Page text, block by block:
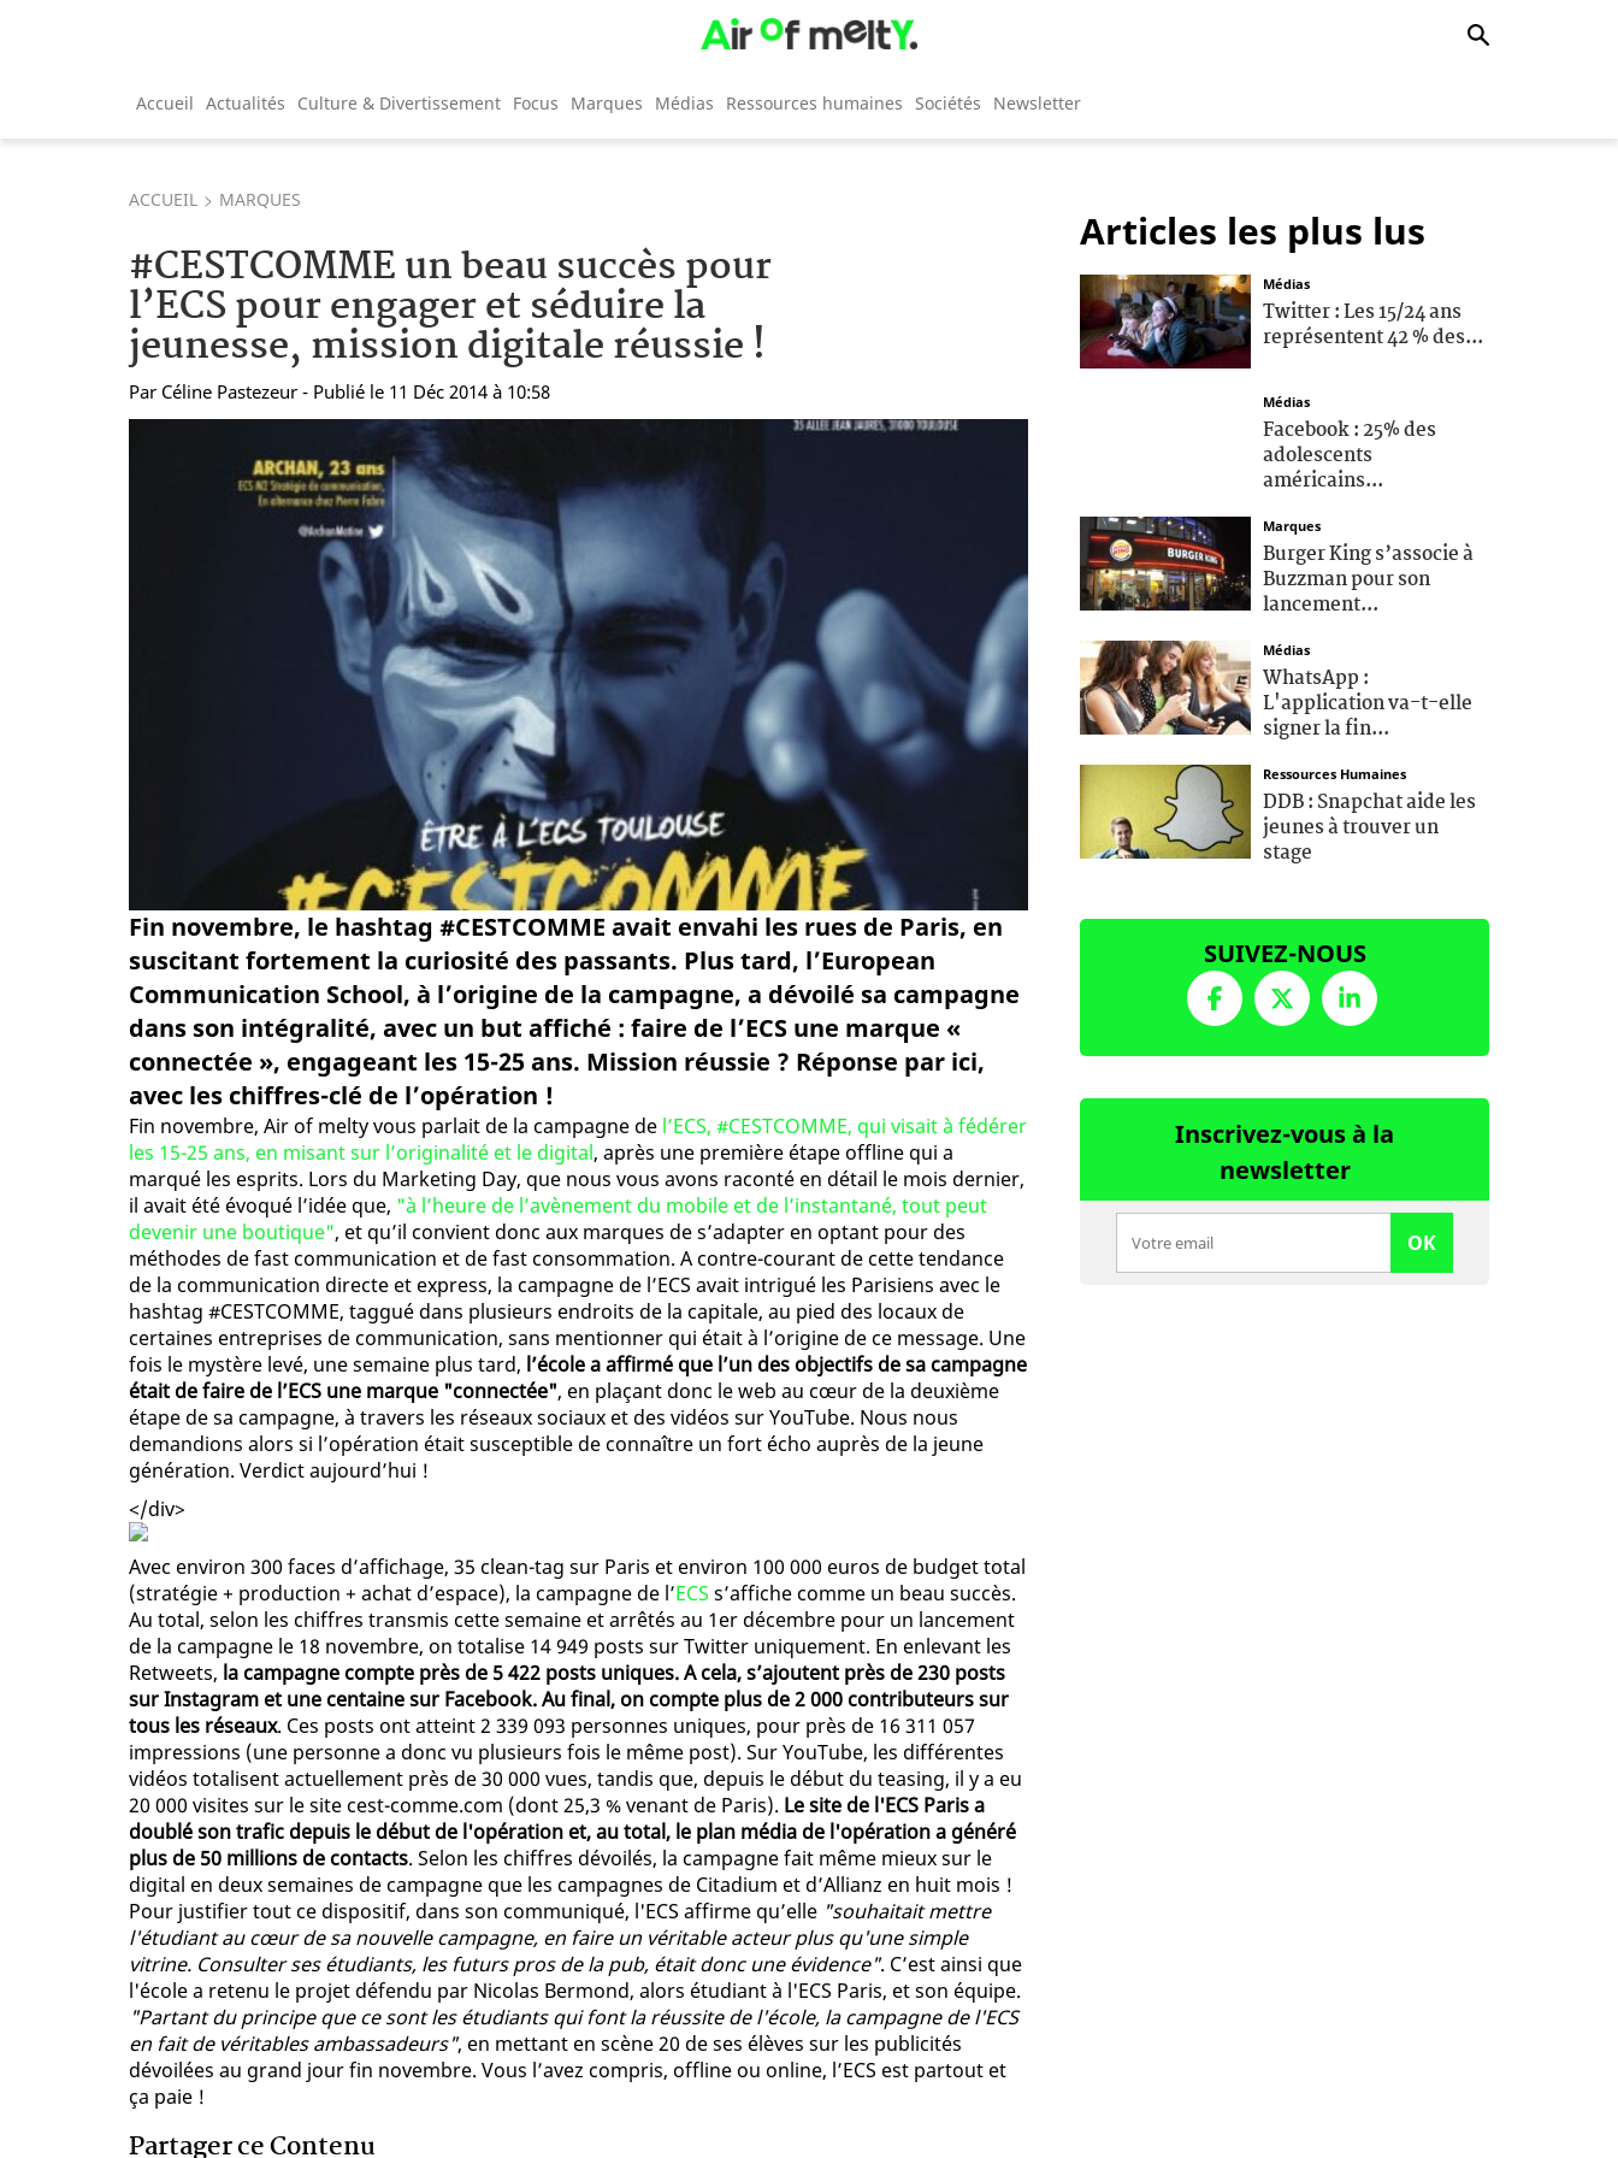
Accueil Actualités Culture & Divertissement Focus Marques Médias Ressources humaines Sociétés Newsletter
ACCUEIL MARQUES
#CESTCOMME un beau succès pour
l’ECS pour engager et séduire la
jeunesse, mission digitale réussie !
Par Céline Pastezeur - Publié le 11 Déc 2014 à 10:58
Fin novembre, le hashtag #CESTCOMME avait envahi les rues de Paris, en
suscitant fortement la curiosité des passants. Plus tard, l’European
Communication School, à l’origine de la campagne, a dévoilé sa campagne
dans son intégralité, avec un but affiché : faire de l’ECS une marque «
connectée », engageant les 15-25 ans. Mission réussie ? Réponse par ici,
avec les chiffres-clé de l’opération !
Fin novembre, Air of melty vous parlait de la campagne de l’ECS, #CESTCOMME, qui visait à fédérer
les 15-25 ans, en misant sur l’originalité et le digital, après une première étape offline qui a
marqué les esprits. Lors du Marketing Day, que nous vous avons raconté en détail le mois dernier,
il avait été évoqué l’idée que, "à l’heure de l’avènement du mobile et de l’instantané, tout peut
devenir une boutique", et qu’il convient donc aux marques de s’adapter en optant pour des
méthodes de fast communication et de fast consommation. A contre-courant de cette tendance
de la communication directe et express, la campagne de l’ECS avait intrigué les Parisiens avec le
hashtag #CESTCOMME, taggué dans plusieurs endroits de la capitale, au pied des locaux de
certaines entreprises de communication, sans mentionner qui était à l’origine de ce message. Une
fois le mystère levé, une semaine plus tard, l’école a affirmé que l’un des objectifs de sa campagne
était de faire de l’ECS une marque "connectée", en plaçant donc le web au cœur de la deuxième
étape de sa campagne, à travers les réseaux sociaux et des vidéos sur YouTube. Nous nous
demandions alors si l’opération était susceptible de connaître un fort écho auprès de la jeune
génération. Verdict aujourd’hui !
</div>
Avec environ 300 faces d’affichage, 35 clean-tag sur Paris et environ 100 000 euros de budget total
(stratégie + production + achat d’espace), la campagne de l’ECS s’affiche comme un beau succès.
Au total, selon les chiffres transmis cette semaine et arrêtés au 1er décembre pour un lancement
de la campagne le 18 novembre, on totalise 14 949 posts sur Twitter uniquement. En enlevant les
Retweets, la campagne compte près de 5 422 posts uniques. A cela, s’ajoutent près de 230 posts
sur Instagram et une centaine sur Facebook. Au final, on compte plus de 2 000 contributeurs sur
tous les réseaux. Ces posts ont atteint 2 339 093 personnes uniques, pour près de 16 311 057
impressions (une personne a donc vu plusieurs fois le même post). Sur YouTube, les différentes
vidéos totalisent actuellement près de 30 000 vues, tandis que, depuis le début du teasing, il y a eu
20 000 visites sur le site cest-comme.com (dont 25,3 % venant de Paris). Le site de l'ECS Paris a
doublé son trafic depuis le début de l'opération et, au total, le plan média de l'opération a généré
plus de 50 millions de contacts. Selon les chiffres dévoilés, la campagne fait même mieux sur le
digital en deux semaines de campagne que les campagnes de Citadium et d’Allianz en huit mois !
Pour justifier tout ce dispositif, dans son communiqué, l'ECS affirme qu’elle "souhaitait mettre
l'étudiant au cœur de sa nouvelle campagne, en faire un véritable acteur plus qu'une simple
vitrine. Consulter ses étudiants, les futurs pros de la pub, était donc une évidence". C’est ainsi que
l'école a retenu le projet défendu par Nicolas Bermond, alors étudiant à l'ECS Paris, et son équipe.
"Partant du principe que ce sont les étudiants qui font la réussite de l'école, la campagne de l'ECS
en fait de véritables ambassadeurs", en mettant en scène 20 de ses élèves sur les publicités
dévoilées au grand jour fin novembre. Vous l’avez compris, offline ou online, l’ECS est partout et
ça paie !
Partager ce Contenu
Articles les plus lus
Médias
Twitter : Les 15/24 ans
représentent 42 % des...
Médias
Facebook : 25% des
adolescents
américains...
Marques
Burger King s’associe à
Buzzman pour son
lancement...
Médias
WhatsApp :
L'application va-t-elle
signer la fin...
Ressources Humaines
DDB : Snapchat aide les
jeunes à trouver un
stage
SUIVEZ-NOUS
Inscrivez-vous à la
newsletter
OK